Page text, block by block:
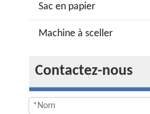
Sac en papier
Machine à sceller
Contactez-nous